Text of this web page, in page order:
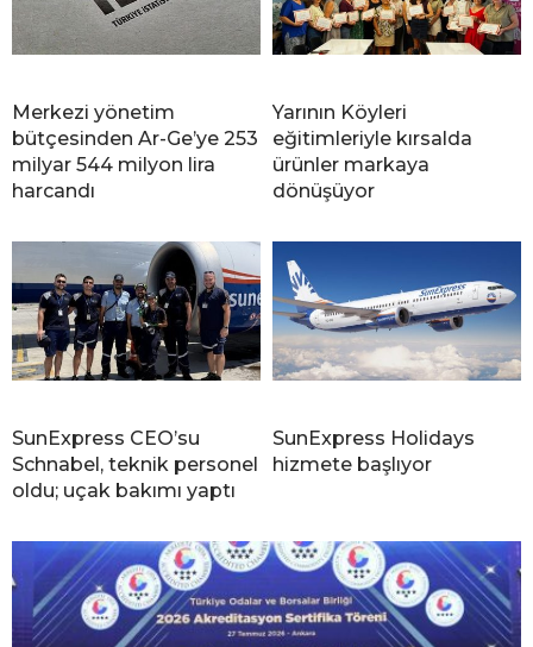
Merkezi yönetim
bütçesinden Ar-Ge’ye 253
milyar 544 milyon lira
harcandı
Yarının Köyleri
eğitimleriyle kırsalda
ürünler markaya
dönüşüyor
SunExpress CEO’su
Schnabel, teknik personel
oldu; uçak bakımı yaptı
SunExpress Holidays
hizmete başlıyor